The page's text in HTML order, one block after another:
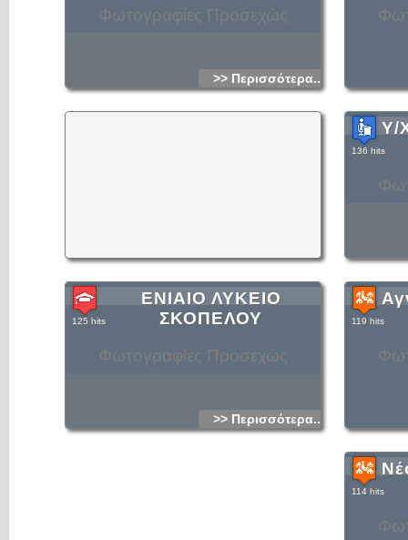
Φωτογραφίες Προσεχώς
>> Περισσότερα...
Υ/
136 hits
Φωτογραφίες Προσεχώς
ΕΝΙΑΙΟ ΛΥΚΕΙΟ
ΣΚΟΠΕΛΟΥ
125 hits
>> Περισσότερα...
119 hits
114 hits